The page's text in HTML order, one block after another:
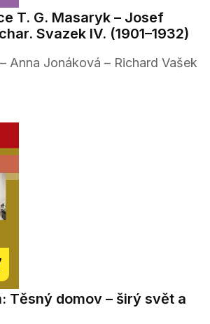
T. G. Masaryk – Josef
Svazek IV. (1901–1932)
Anna Jonáková – Richard Vašek
Těsný domov – širý svět a